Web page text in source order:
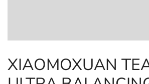
XIAOMOXUAN